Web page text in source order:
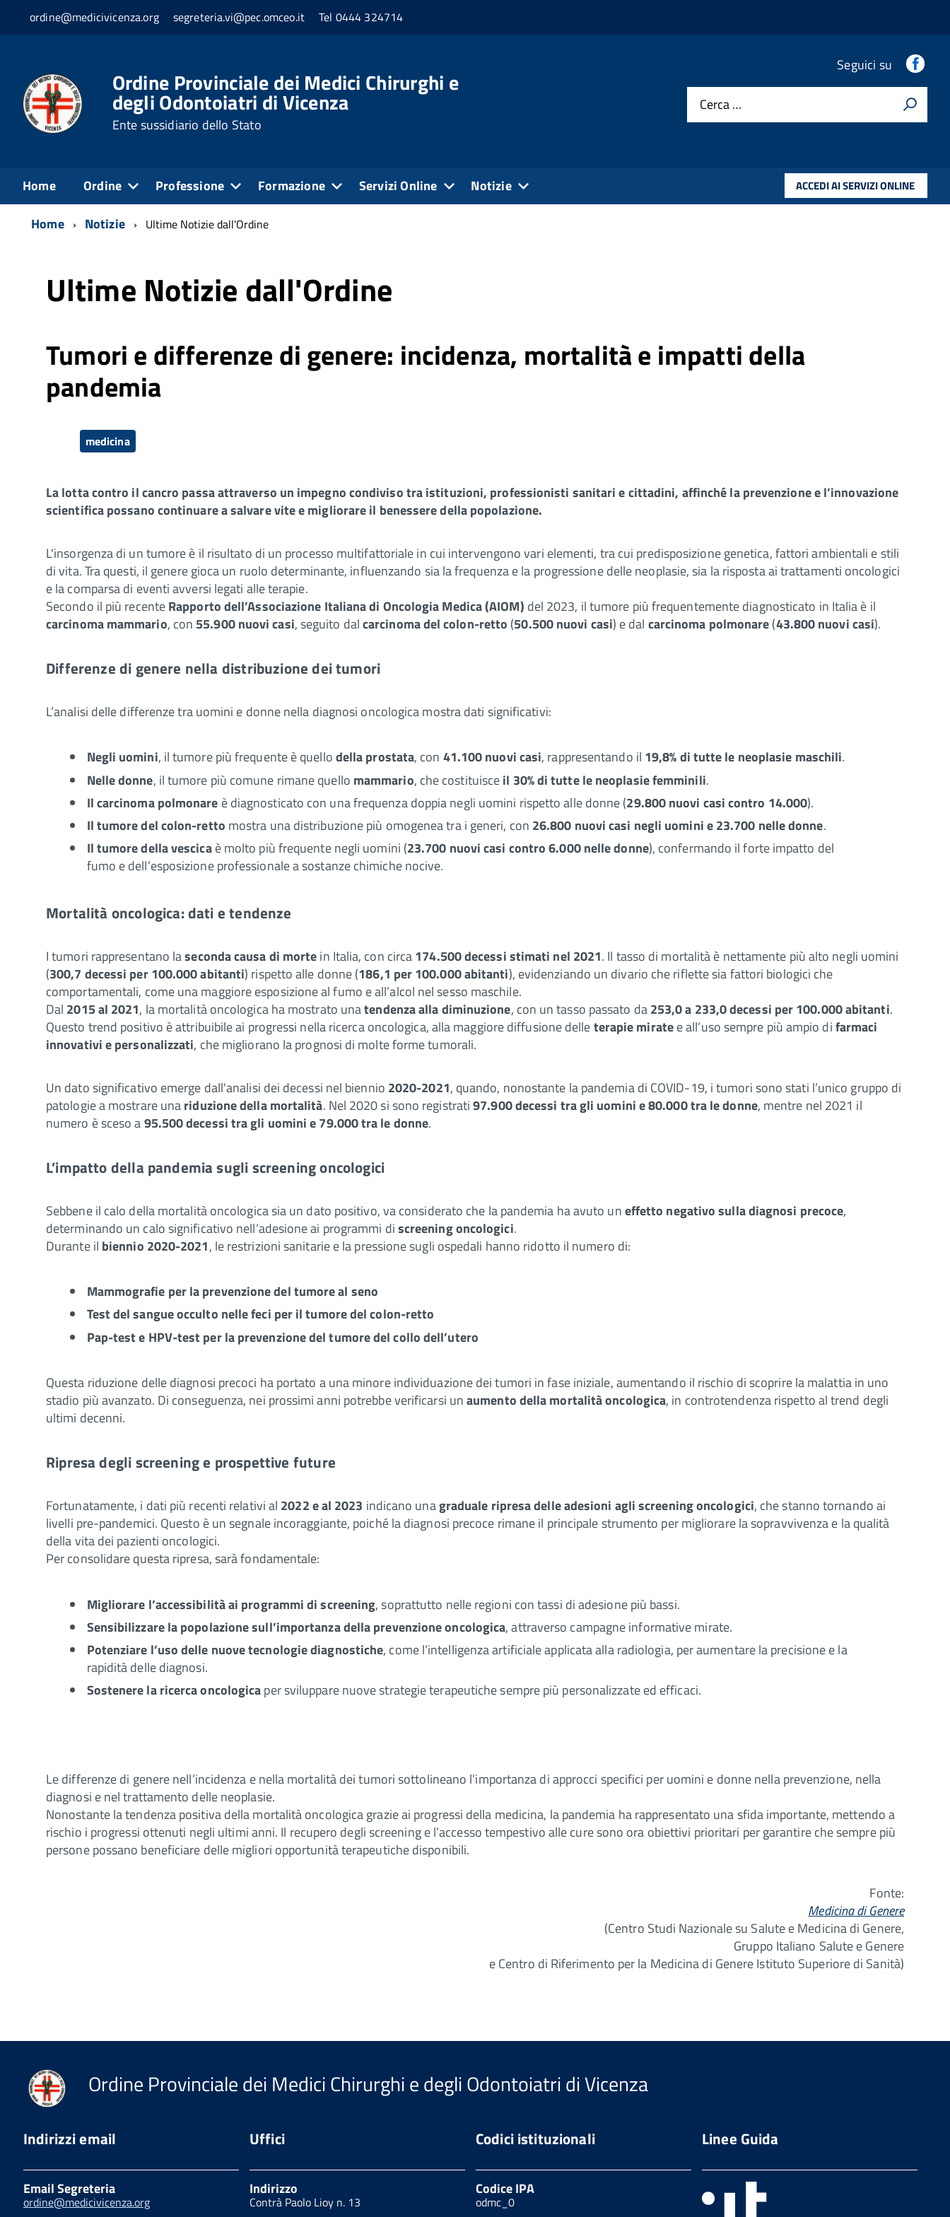
ordine@medicivicenza.org segreteria.vi@pec.omceo.it Tel 0444 324714
Ordine Provinciale dei Medici Chirurghi e
degli Odontoiatri di Vicenza
Ente sussidiario dello Stato
Seguici su
Cerca …
Home Ordine Professione Formazione Servizi Online Notizie ACCEDI AI SERVIZI ONLINE
Home Notizie Ultime Notizie dall'Ordine
Ultime Notizie dall'Ordine
Tumori e differenze di genere: incidenza, mortalità e impatti della
pandemia
medicina
La lotta contro il cancro passa attraverso un impegno condiviso tra istituzioni, professionisti sanitari e cittadini, affinché la prevenzione e l’innovazione
scientifica possano continuare a salvare vite e migliorare il benessere della popolazione.
L'insorgenza di un tumore è il risultato di un processo multifattoriale in cui intervengono vari elementi, tra cui predisposizione genetica, fattori ambientali e stili
di vita. Tra questi, il genere gioca un ruolo determinante, influenzando sia la frequenza e la progressione delle neoplasie, sia la risposta ai trattamenti oncologici
e la comparsa di eventi avversi legati alle terapie.
Secondo il più recenteRapporto dell’Associazione Italiana di Oncologia Medica (AIOM) del 2023, il tumore più frequentemente diagnosticato in Italia è il
carcinoma mammario, con 55.900 nuovi casi, seguito dalcarcinoma del colon-retto (50.500 nuovi casi) e dal carcinoma polmonare(43.800 nuovi casi).
Differenze di genere nella distribuzione dei tumori
L’analisi delle differenze tra uomini e donne nella diagnosi oncologica mostra dati significativi:
Negli uomini, il tumore più frequente è quellodella prostata, con 41.100 nuovi casi, rappresentando il 19,8% di tutte le neoplasie maschili.
Nelle donne, il tumore più comune rimane quello mammario, che costituisceil 30% di tutte le neoplasie femminili.
Il carcinoma polmonare è diagnosticato con una frequenza doppia negli uomini rispetto alle donne (29.800 nuovi casi contro 14.000).
Il tumore del colon-retto mostra una distribuzione più omogenea tra i generi, con 26.800 nuovi casi negli uomini e 23.700 nelle donne.
Il tumore della vescicaè molto più frequente negli uomini (23.700 nuovi casi contro 6.000 nelle donne), confermando il forte impatto del
fumo e dell’esposizione professionale a sostanze chimiche nocive.
Mortalità oncologica: dati e tendenze
I tumori rappresentano laseconda causa di mortein Italia, con circa174.500 decessi stimati nel 2021. Il tasso di mortalità è nettamente più alto negli uomini
(300,7 decessi per 100.000 abitanti) rispetto alle donne (186,1 per 100.000 abitanti), evidenziando un divario che riflette sia fattori biologici che
comportamentali, come una maggiore esposizione al fumo e all’alcol nel sesso maschile.
Dal 2015 al 2021, la mortalità oncologica ha mostrato unatendenza alla diminuzione, con un tasso passato da253,0 a 233,0 decessi per 100.000 abitanti.
Questo trend positivo è attribuibile ai progressi nella ricerca oncologica, alla maggiore diffusione delleterapie miratee all’uso sempre più ampio difarmaci
innovativi e personalizzati, che migliorano la prognosi di molte forme tumorali.
Un dato significativo emerge dall'analisi dei decessi nel biennio 2020-2021, quando, nonostante la pandemia di COVID-19, i tumori sono stati l’unico gruppo di
patologie a mostrare unariduzione della mortalità. Nel 2020 si sono registrati97.900 decessi tra gli uomini e 80.000 tra le donne, mentre nel 2021 il
numero è sceso a95.500 decessi tra gli uomini e 79.000 tra le donne.
L’impatto della pandemia sugli screening oncologici
Sebbene il calo della mortalità oncologica sia un dato positivo, va considerato che la pandemia ha avuto uneffetto negativo sulla diagnosi precoce,
determinando un calo significativo nell’adesione ai programmi discreening oncologici.
Durante il biennio 2020-2021, le restrizioni sanitarie e la pressione sugli ospedali hanno ridotto il numero di:
Mammografie per la prevenzione del tumore al seno
Test del sangue occulto nelle feci per il tumore del colon-retto
Pap-test e HPV-test per la prevenzione del tumore del collo dell’utero
Questa riduzione delle diagnosi precoci ha portato a una minore individuazione dei tumori in fase iniziale, aumentando il rischio di scoprire la malattia in uno
stadio più avanzato. Di conseguenza, nei prossimi anni potrebbe verificarsi unaumento della mortalità oncologica, in controtendenza rispetto al trend degli
ultimi decenni.
Ripresa degli screening e prospettive future
Fortunatamente, i dati più recenti relativi al 2022 e al 2023 indicano unagraduale ripresa delle adesioni agli screening oncologici, che stanno tornando ai
livelli pre-pandemici. Questo è un segnale incoraggiante, poiché la diagnosi precoce rimane il principale strumento per migliorare la sopravvivenza e la qualità
della vita dei pazienti oncologici.
Per consolidare questa ripresa, sarà fondamentale:
Migliorare l’accessibilità ai programmi di screening, soprattutto nelle regioni con tassi di adesione più bassi.
Sensibilizzare la popolazione sull’importanza della prevenzione oncologica, attraverso campagne informative mirate.
Potenziare l’uso delle nuove tecnologie diagnostiche, come l’intelligenza artificiale applicata alla radiologia, per aumentare la precisione e la
rapidità delle diagnosi.
Sostenere la ricerca oncologicaper sviluppare nuove strategie terapeutiche sempre più personalizzate ed efficaci.
Le differenze di genere nell’incidenza e nella mortalità dei tumori sottolineano l’importanza di approcci specifici per uomini e donne nella prevenzione, nella
diagnosi e nel trattamento delle neoplasie.
Nonostante la tendenza positiva della mortalità oncologica grazie ai progressi della medicina, la pandemia ha rappresentato una sfida importante, mettendo a
rischio i progressi ottenuti negli ultimi anni. Il recupero degli screening e l’accesso tempestivo alle cure sono ora obiettivi prioritari per garantire che sempre più
persone possano beneficiare delle migliori opportunità terapeutiche disponibili.
Fonte:
Medicina di Genere
(Centro Studi Nazionale su Salute e Medicina di Genere,
Gruppo Italiano Salute e Genere
e Centro di Riferimento per la Medicina di Genere Istituto Superiore di Sanità)
Ordine Provinciale dei Medici Chirurghi e degli Odontoiatri di Vicenza
Indirizzi email
Email Segreteria
ordine@medicivicenza.org
Uffici
Indirizzo
Contrà Paolo Lioy n. 13
Codici istituzionali
Codice IPA
odmc_0
Linee Guida